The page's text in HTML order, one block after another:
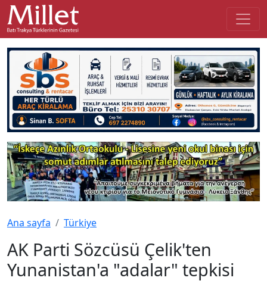
Ana sayfa Türkiye
AK Parti Sözcüsü Çelik'ten
Yunanistan'a "adalar" tepkisi